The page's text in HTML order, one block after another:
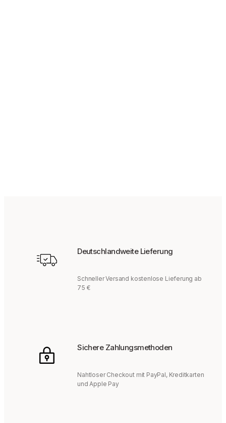
Deutschlandweite Lieferung
Schneller Versand kostenlose Lieferung ab
75 €
Sichere Zahlungsmethoden
Nahtloser Checkout mit PayPal, Kreditkarten
und Apple Pay